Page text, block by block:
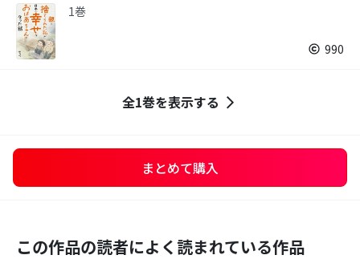
1巻
990
全1巻を表示する
まとめて購入
この作品の読者によく読まれている作品